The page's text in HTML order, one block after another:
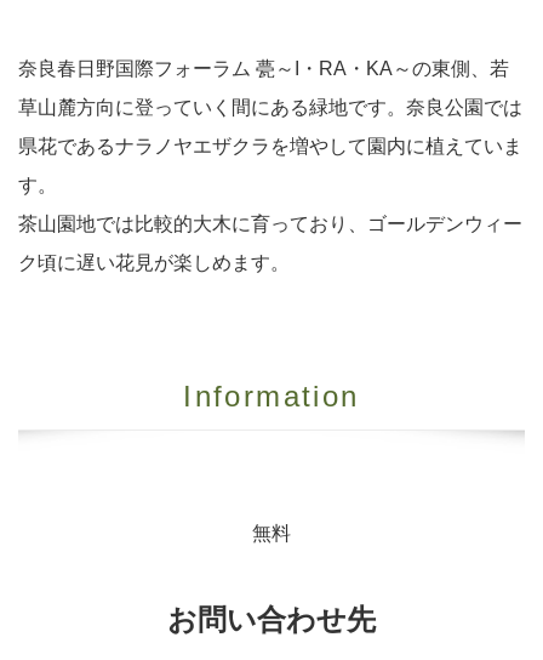
奈良春日野国際フォーラム 甍～I・RA・KA～の東側、若
草山麓方向に登っていく間にある緑地です。奈良公園では
県花であるナラノヤエザクラを増やして園内に植えていま
す。
茶山園地では比較的大木に育っており、ゴールデンウィー
ク頃に遅い花見が楽しめます。
Information
無料
お問い合わせ先